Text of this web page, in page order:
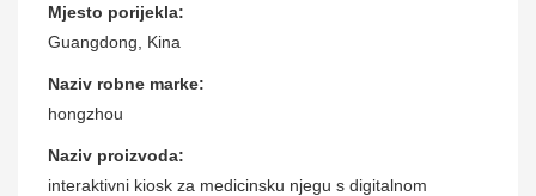
Mjesto porijekla:
Guangdong, Kina
Naziv robne marke:
hongzhou
Naziv proizvoda:
interaktivni kiosk za medicinsku njegu s digitalnom